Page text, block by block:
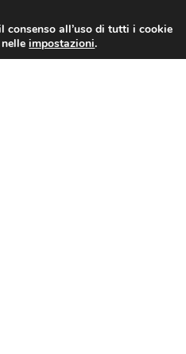
consenso all’uso di tutti i cookie
nelleimpostazioni.